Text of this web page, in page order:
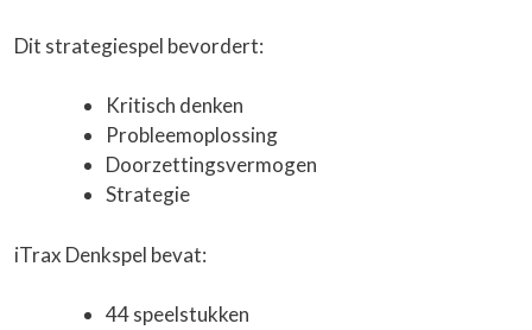
Dit strategiespel bevordert:
Kritisch denken
Probleemoplossing
Doorzettingsvermogen
Strategie
iTrax Denkspel bevat:
44 speelstukken